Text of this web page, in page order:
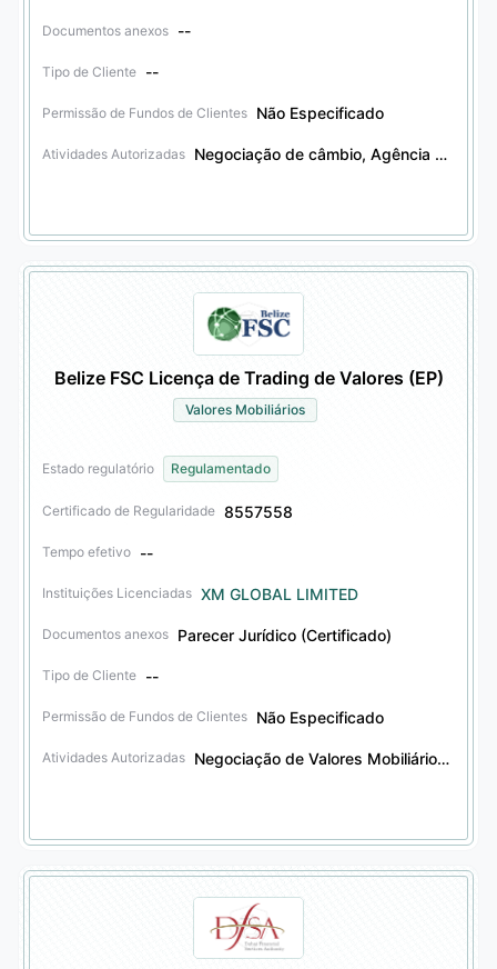
Documentos anexos --
Tipo de Cliente --
Permissão de Fundos de Clientes Não Especificado
Atividades Autorizadas Negociação de câmbio, Agência de câmbio, Negociação de derivativos financeiros, Agência de derivativos financeiros, Negociação de valores mobiliários, Agência de valores mobiliários, Negociação de obrigações, Agência de obrigações, Negociação de outros produtos financeiros, Agência de outros produtos financeiros
Belize FSC Licença de Trading de Valores (EP)
Valores Mobiliários
Estado regulatório Regulamentado
Certificado de Regularidade 8557558
Tempo efetivo --
Instituições Licenciadas XM GLOBAL LIMITED
Documentos anexos Parecer Jurídico (Certificado)
Tipo de Cliente --
Permissão de Fundos de Clientes Não Especificado
Atividades Autorizadas Negociação de Valores Mobiliários、Agência de Valores Mobiliários